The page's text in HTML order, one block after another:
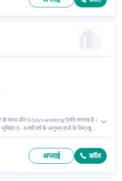
साथ और 6 days working प्रति सप्ताह है।
0 - 4 वर्षो वर्ष के अनुभव वाले के लिए खुली
अप्लाई कॉल